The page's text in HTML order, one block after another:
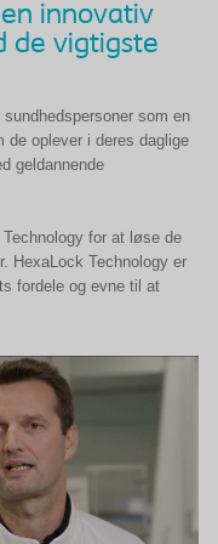
innovativ
de vigtigste
som en
de oplever i deres daglige
geldannende
for at løse de
HexaLock Technology er
fordele og evne til at